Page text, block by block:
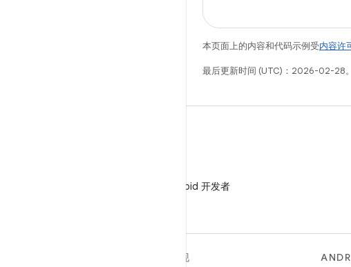
本页面上的内容和代码示例受内容许
最后更新时间 (UTC)：2026-02-28。
在微信中关注 Android 开发者
发现